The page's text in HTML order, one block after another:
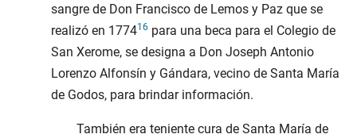
sangre de Don Francisco de Lemos y Paz que se
realizó en 177416 para una beca para el Colegio de
San Xerome, se designa a Don Joseph Antonio
Lorenzo Alfonsín y Gándara, vecino de Santa María
de Godos, para brindar información.
También era teniente cura de Santa María de